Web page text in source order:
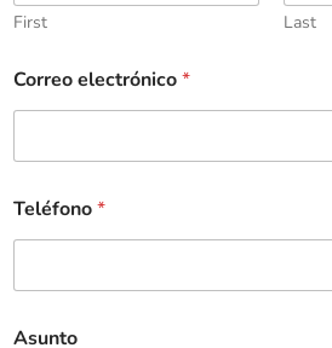
First Last
Correo electrónico*
Teléfono*
Asunto